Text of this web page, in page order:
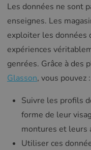
Les données ne sont
enseignes. Les
exploiter les données
expériences
genrées. Grâce à des
Glasson, vous pouvez :
Suivre les profils
forme de leur
montures et leurs
Utiliser ces